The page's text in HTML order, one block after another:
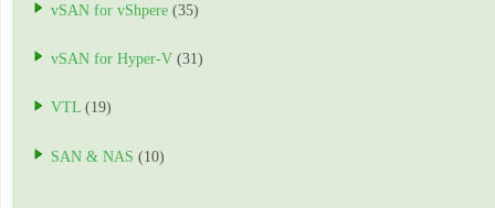
vSAN for vShpere (35)
vSAN for Hyper-V (31)
VTL (19)
SAN & NAS (10)